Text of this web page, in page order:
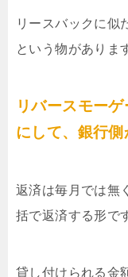
リースバックに似
という物がありま
リバースモー
にして、銀行側
返済は毎月では無
括で返済する形で
貸し付けられる金